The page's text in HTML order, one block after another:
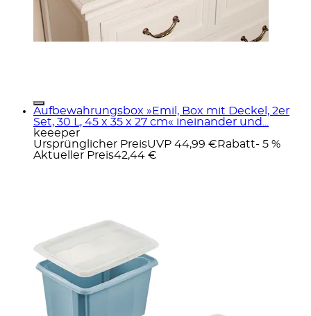
Aufbewahrungsbox »Emil, Box mit Deckel, 2er
Set, 30 L, 45 x 35 x 27 cm« ineinander und...
keeeper
Ursprünglicher PreisUVP 44,99 € Rabatt- 5 %
Aktueller Preis42,44 €